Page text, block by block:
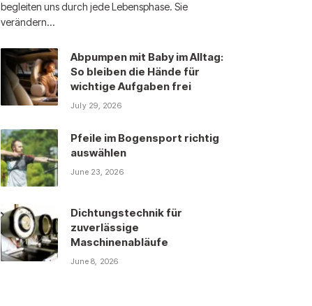
begleiten uns durch jede Lebensphase. Sie
verändern…
Abpumpen mit Baby im Alltag:
So bleiben die Hände für
wichtige Aufgaben frei
July 29, 2026
Pfeile im Bogensport richtig
auswählen
June 23, 2026
Dichtungstechnik für
zuverlässige
Maschinenabläufe
June 8, 2026